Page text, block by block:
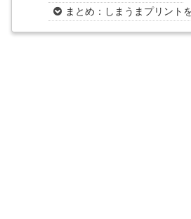
まとめ：しまうまプリント